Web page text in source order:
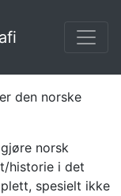
den norske
norsk
historie i det
spesielt ikke